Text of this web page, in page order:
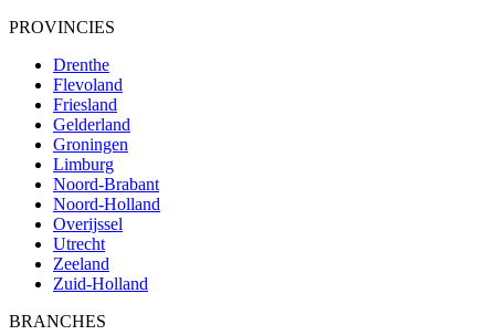
PROVINCIES
Drenthe
Flevoland
Friesland
Gelderland
Groningen
Limburg
Noord-Brabant
Noord-Holland
Overijssel
Utrecht
Zeeland
Zuid-Holland
BRANCHES